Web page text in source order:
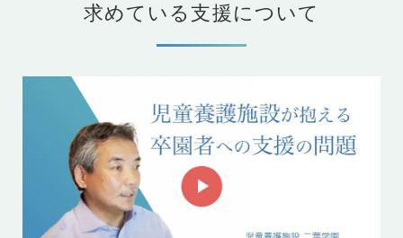
求めている支援について